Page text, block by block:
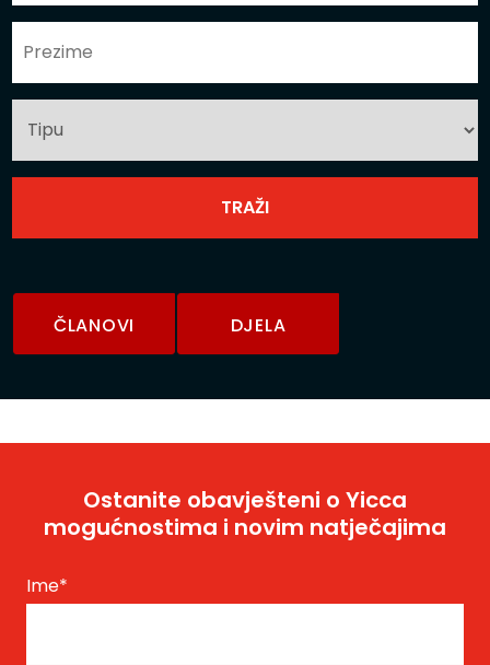
ČLANOVI DJELA
Ostanite obavješteni o Yicca
mogućnostima i novim natječajima
Ime*